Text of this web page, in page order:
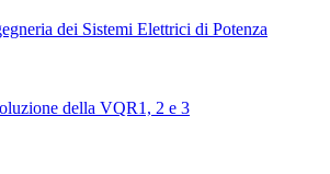
dei Sistemi Elettrici di Potenza
della VQR1, 2 e 3